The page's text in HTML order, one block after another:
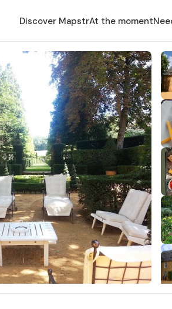
Discover MapstrAt the moment